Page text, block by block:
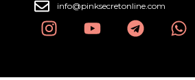
info@pinksecretonline.com